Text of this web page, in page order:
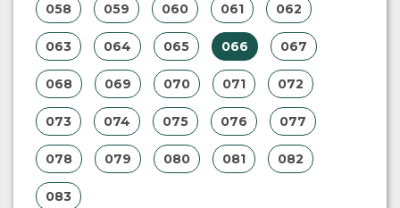
058 059 060 061 062
063 064 065 066 067
068 069 070 071 072
073 074 075 076 077
078 079 080 081 082
083